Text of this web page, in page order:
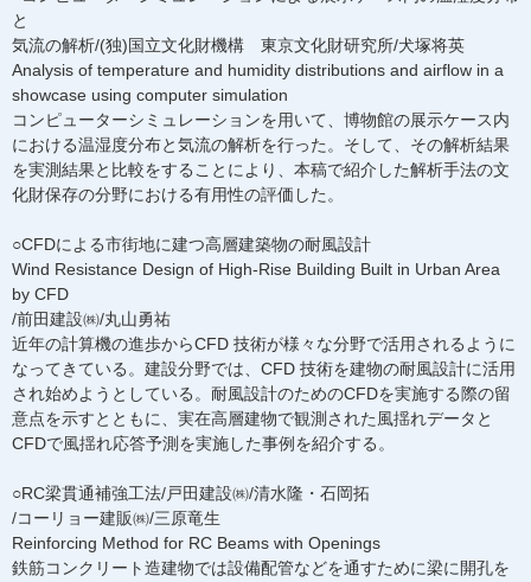
と
気流の解析/(独)国立文化財機構 東京文化財研究所/犬塚将英
Analysis of temperature and humidity distributions and airflow in a
showcase using computer simulation
コンピューターシミュレーションを用いて、博物館の展示ケース内
における温湿度分布と気流の解析を行った。そして、その解析結果
を実測結果と比較をすることにより、本稿で紹介した解析手法の文
化財保存の分野における有用性の評価した。
○CFDによる市街地に建つ高層建築物の耐風設計
Wind Resistance Design of High-Rise Building Built in Urban Area
by CFD
/前田建設㈱/丸山勇祐
近年の計算機の進歩からCFD 技術が様々な分野で活用されるように
なってきている。建設分野では、CFD 技術を建物の耐風設計に活用
され始めようとしている。耐風設計のためのCFDを実施する際の留
意点を示すとともに、実在高層建物で観測された風揺れデータと
CFDで風揺れ応答予測を実施した事例を紹介する。
○RC梁貫通補強工法/戸田建設㈱/清水隆・石岡拓
/コーリョー建販㈱/三原竜生
Reinforcing Method for RC Beams with Openings
鉄筋コンクリート造建物では設備配管などを通すために梁に開孔を